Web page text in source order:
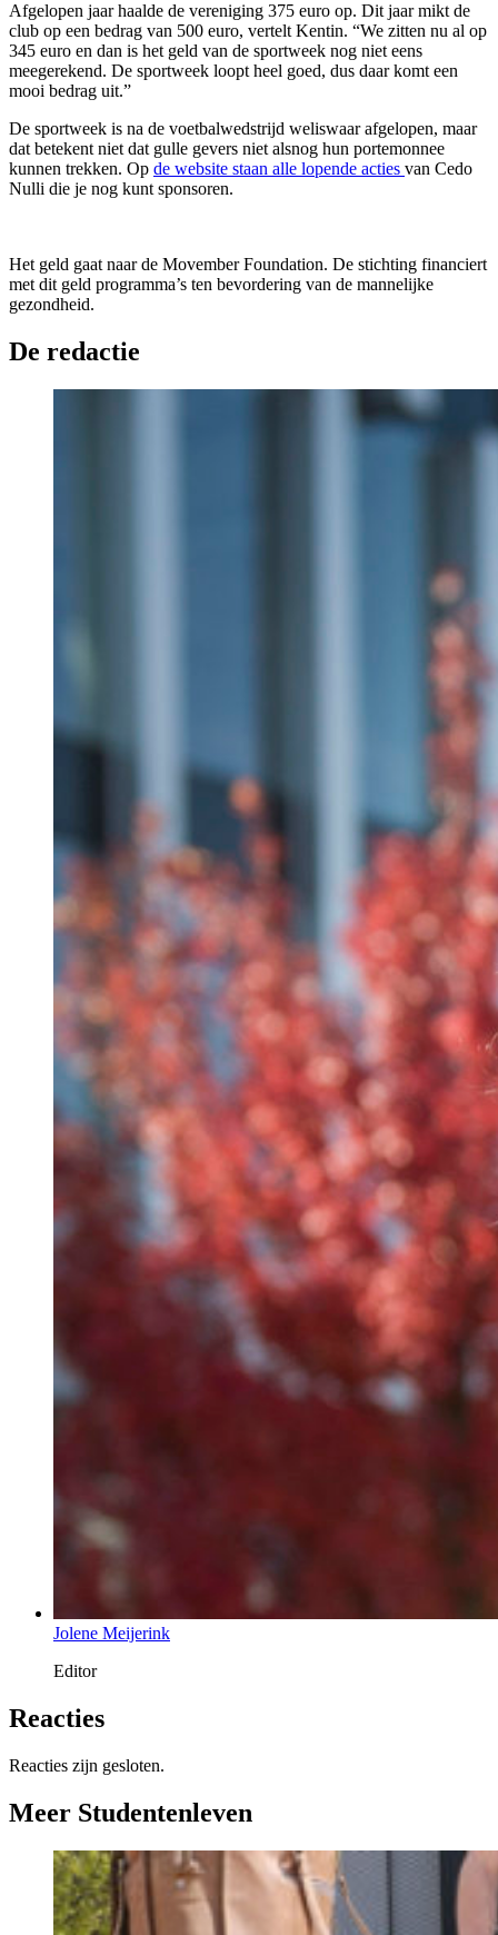
Afgelopen jaar haalde de vereniging 375 euro op. Dit jaar mikt de
club op een bedrag van 500 euro, vertelt Kentin. “We zitten nu al op
345 euro en dan is het geld van de sportweek nog niet eens
meegerekend. De sportweek loopt heel goed, dus daar komt een
mooi bedrag uit.”
De sportweek is na de voetbalwedstrijd weliswaar afgelopen, maar
dat betekent niet dat gulle gevers niet alsnog hun portemonnee
kunnen trekken. Op de website staan alle lopende acties van Cedo
Nulli die je nog kunt sponsoren.
Het geld gaat naar de Movember Foundation. De stichting financiert
met dit geld programma’s ten bevordering van de mannelijke
gezondheid.
De redactie
Jolene Meijerink
Editor
Reacties
Reacties zijn gesloten.
Meer Studentenleven